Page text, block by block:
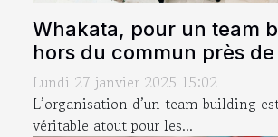
Whakata, pour un team
hors du commun près de
Lundi 27 janvier 2025 15:02
L’organisation d’un team building
véritable atout pour les...